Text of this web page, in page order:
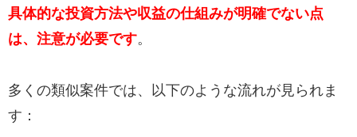
具体的な投資方法や収益の仕組みが明確でない点
は、注意が必要です。
多くの類似案件では、以下のような流れが見られま
す：